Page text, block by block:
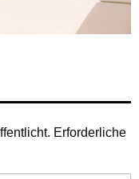
Erforderliche